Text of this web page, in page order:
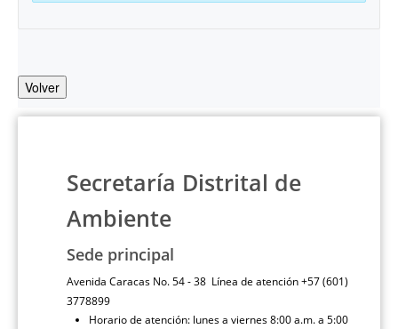
Volver
Secretaría Distrital de
Ambiente
Sede principal
Avenida Caracas No. 54 - 38 Línea de atención +57 (601)
3778899
Horario de atención: lunes a viernes 8:00 a.m. a 5:00